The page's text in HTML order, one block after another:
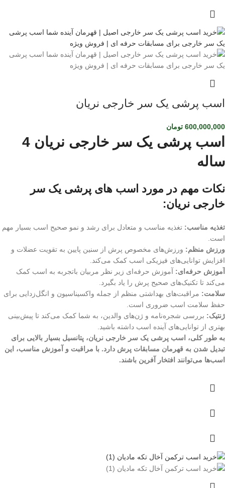
اسب پرشی یک سر خارجی نریان
600,000,000 تومان
اسب پرشی یک سر خارجی نریان 4
ساله
نکات مهم در مورد اسب های پرشی یک سر
خارجی نریان:
تغذیه مناسب: تغذیه مناسب و متعادل برای رشد و نمو صحیح اسب بسیار مهم
است.
ورزش منظم: ورزش‌های مخصوص پرش از سنین پایین به تقویت عضلات و
افزایش توانایی‌های فیزیکی اسب کمک می‌کند.
آموزش حرفه‌ای: آموزش حرفه‌ای زیر نظر مربیان باتجربه به اسب کمک
می‌کند تا تکنیک‌های صحیح پرش را یاد بگیرد.
سلامت: مراقبت‌های بهداشتی منظم از جمله واکسیناسیون و انگل‌زدایی برای
حفظ سلامت اسب ضروری است.
ژنتیک: بررسی شجره‌نامه و ژن‌های والدین، به شما کمک می‌کند تا پیش‌بینی
بهتری از توانایی‌های آینده اسب داشته باشید.
به طور کلی، اسب پرشی یک سر خارجی نریان، پتانسیل بسیار بالایی برای
تبدیل شدن به قهرمان مسابقات پرش دارد. با مراقبت و آموزش مناسب، این
اسب‌ها می‌توانند افتخار آفرین باشند.